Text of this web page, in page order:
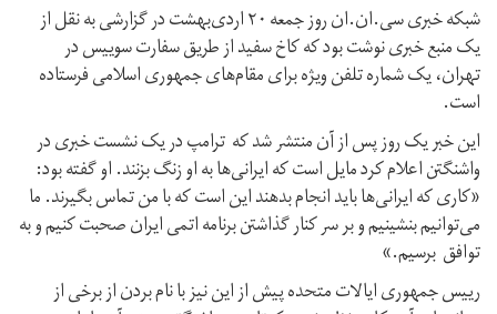
شبکه خبری سی.ان.ان روز جمعه ۲۰ اردی‌بهشت در گزارشی به نقل از
یک منبع خبری نوشت بود که کاخ سفید از طریق سفارت سوییس در
تهران، یک شماره تلفن ویژه برای مقام‌های جمهوری اسلامی فرستاده
است.
این خبر یک روز پس از آن منتشر شد که ترامپ در یک نشست خبری در
واشنگتن اعلام کرد مایل است که ایرانی‌ها به او زنگ بزنند. او گفته بود:
«کاری که ایرانی‌ها باید انجام بدهند این است که با من تماس بگیرند. ما
می‌توانیم بنشینیم و بر سر کنار گذاشتن برنامه اتمی ایران صحبت کنیم و به
توافق برسیم.»
رییس جمهوری ایالات متحده پیش از این نیز با نام بردن از برخی از